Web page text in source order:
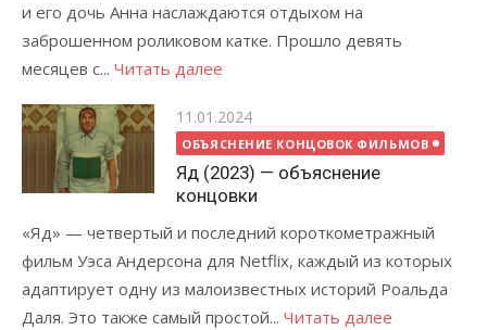
и его дочь Анна наслаждаются отдыхом на
заброшенном роликовом катке. Прошло девять
месяцев с... Читать далее
Posted
on
11.01.2024
ОБЪЯСНЕНИЕ КОНЦОВОК ФИЛЬМОВ
Яд (2023) — объяснение
концовки
«Яд» — четвертый и последний короткометражный
фильм Уэса Андерсона для Netflix, каждый из которых
адаптирует одну из малоизвестных историй Роальда
Даля. Это также самый простой... Читать далее